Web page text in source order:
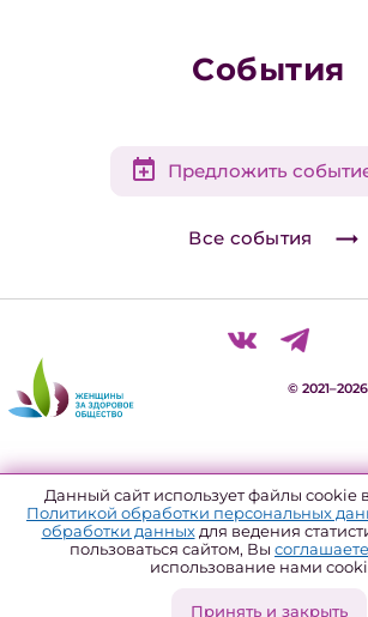
События
Предложить
Все события
©
Политика конфиденциальности
Согласие на обработку
Политика использования файлов
Данный сайт использует файлы cookie в
Политикой обработки персональных
обработки данныхдля ведения
пользоваться сайтом, Вы
использование нами
Принять и закрыть